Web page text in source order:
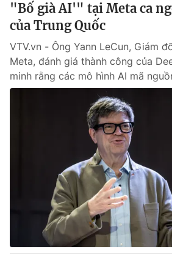
Góc doanh nghiệp
Truyền hình
Hậu trường
Nhân vật
Giải trí
Điện ảnh
Đời sống
Chất lượng cuộc sống
Học trực tuyến
Hitech Công nghệ tương lai
Sản phẩm
Thị trường
Tư vấn
Giao lưu trực tuyến
Lịch phát sóng
"Bố già AI'" tại Meta ca
của Trung Quốc
VTV.vn - Ông Yann LeCun, Giám
Meta, đánh giá thành công của
minh rằng các mô hình AI mã